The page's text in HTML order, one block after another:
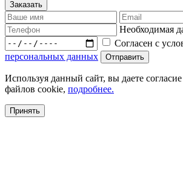
Необходимая
Согласен с
персональных данных
Используя данный сайт, вы даете
файлов cookie, подробнее.
Принять